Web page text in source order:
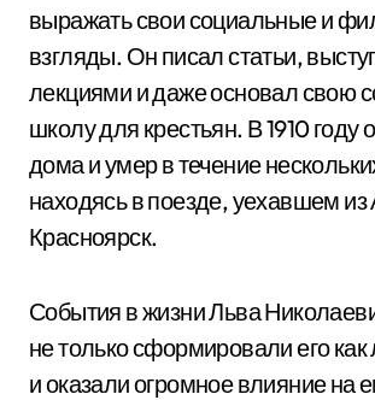
выражать свои социальные и
взгляды. Он писал статьи,
лекциями и даже основал свою
школу для крестьян. В 1910 году
дома и умер в течение
находясь в поезде, уехавшем из
Красноярск.
События в жизни Льва
не только сформировали его как
и оказали огромное влияние на